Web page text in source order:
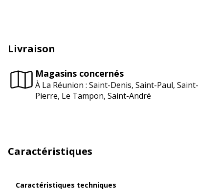
Livraison
Magasins concernés
À La Réunion : Saint-Denis, Saint-Paul, Saint-
Pierre, Le Tampon, Saint-André
Caractéristiques
Caractéristiques techniques